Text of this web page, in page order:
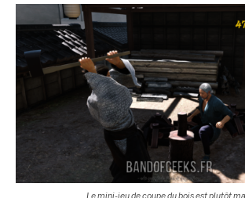
Le mini-jeu de coupe du bois est plutôt